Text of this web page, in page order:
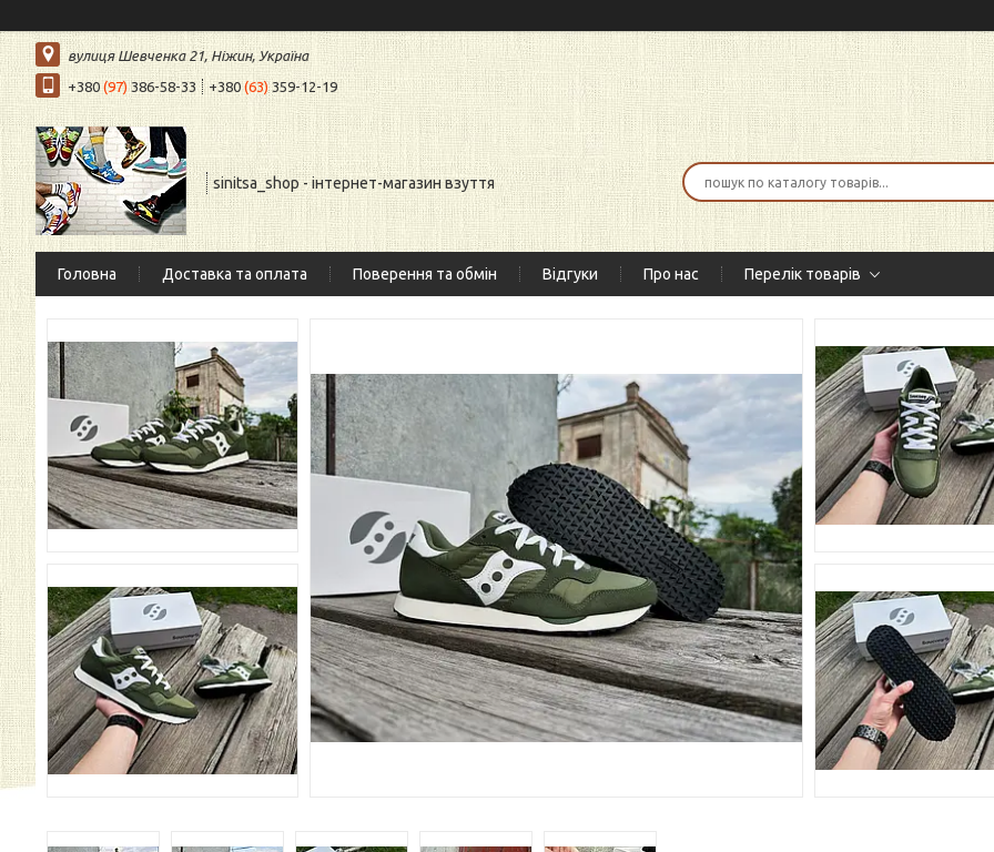
вулиця Шевченка 21, Ніжин, Україна
+380 (97)386-58-33 +380(63)359-12-19
sinitsa_shop - інтернет-магазин взуття
Головна Доставка та оплата Поверення та обмін Відгуки Про нас Перелік товарів